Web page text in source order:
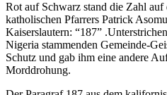
Rot auf Schwarz stand die Zahl auf
katholischen Pfarrers Patrick
Kaiserslautern: “187”
Nigeria stammenden Gemeinde-
Schutz und gab ihm eine andere
Morddrohung.